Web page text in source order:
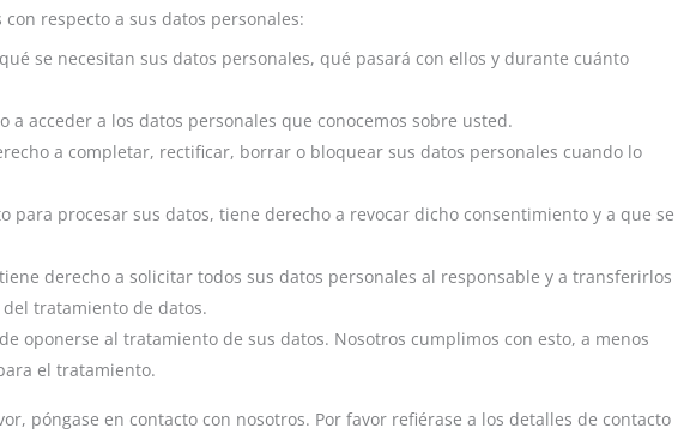
respecto a sus datos personales:
se necesitan sus datos personales, qué pasará con ellos y durante cuánto
a acceder a los datos personales que conocemos sobre usted.
a completar, rectificar, borrar o bloquear sus datos personales cuando lo
para procesar sus datos, tiene derecho a revocar dicho consentimiento y a que se
derecho a solicitar todos sus datos personales al responsable y a transferirlos
tratamiento de datos.
oponerse al tratamiento de sus datos. Nosotros cumplimos con esto, a menos
el tratamiento.
póngase en contacto con nosotros. Por favor refiérase a los detalles de contacto